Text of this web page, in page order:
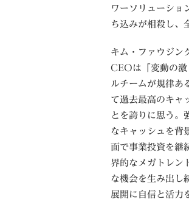
ワーソリューショ
ち込みが相殺し、
キム・ファウジ
CEOは「変動の激
ルチームが規律あ
て過去最高のキャ
とを誇りに思う。
なキャッシュを背
面で事業投資を継
界的なメガトレン
な機会を生み出し
展開に自信と活力